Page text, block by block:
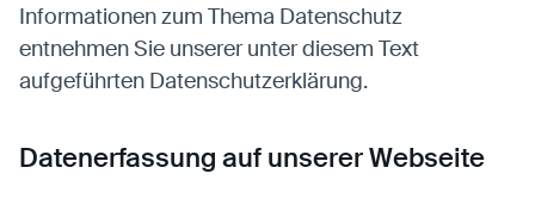
Informationen zum Thema Datenschutz
entnehmen Sie unserer unter diesem Text
aufgeführten Datenschutzerklärung.
Datenerfassung auf unserer Webseite